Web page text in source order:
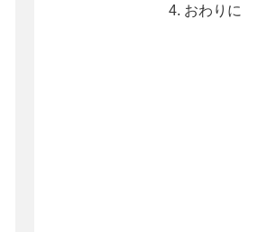
おわりに